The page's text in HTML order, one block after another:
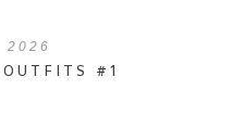
2026
#1